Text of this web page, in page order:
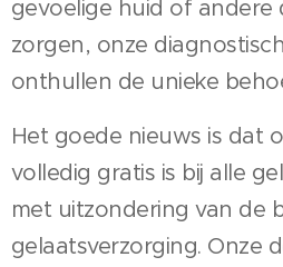
gevoelige huid of andere
zorgen, onze
onthullen de unieke
Het goede nieuws is dat
volledig gratis is bij alle
met uitzondering van de
gelaatsverzorging. Onze